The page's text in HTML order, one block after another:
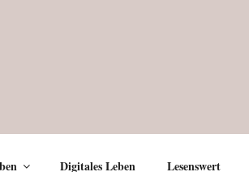
Digitales Leben Lesenswert